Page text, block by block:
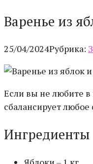
Варенье из
25/04/2024Рубрика:
Если вы не любите в
сбалансирует
Ингредиенты